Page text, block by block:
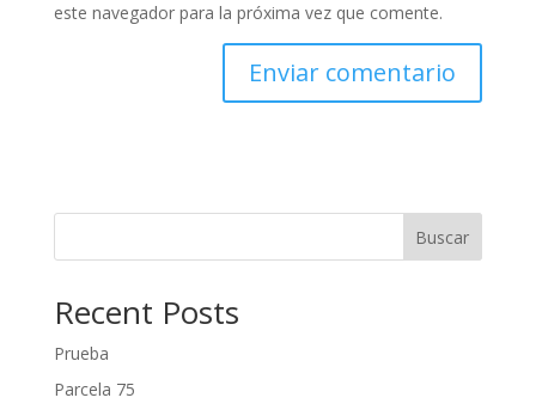
este navegador para la próxima vez que comente.
Buscar
Recent Posts
Prueba
Parcela 75